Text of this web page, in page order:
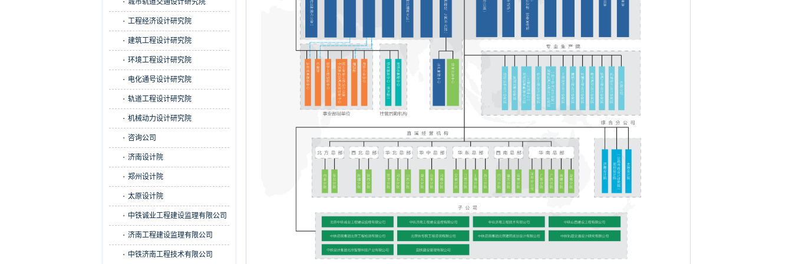
城市轨道交通设计研究院
工程经济设计研究院
建筑工程设计研究院
环境工程设计研究院
电化通号设计研究院
轨道工程设计研究院
机械动力设计研究院
咨询公司
济南设计院
郑州设计院
太原设计院
中铁诚业工程建设监理有限公司
济南工程建设监理有限公司
中铁济南工程技术有限公司